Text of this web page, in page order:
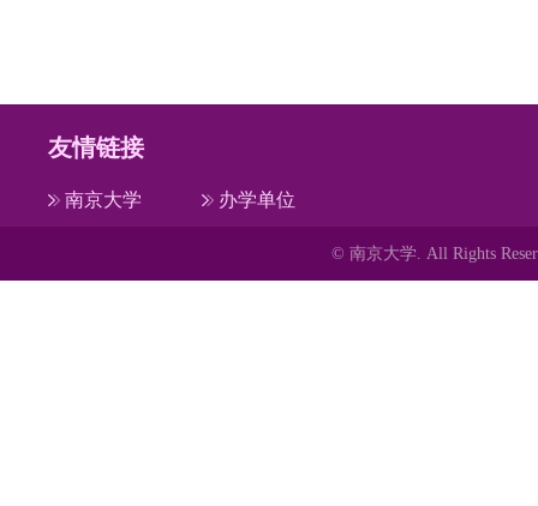
友情链接
南京大学 办学单位
© 南京大学. All Rights